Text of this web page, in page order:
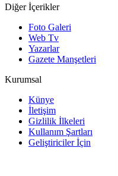
Diğer İçerikler
Foto Galeri
Web Tv
Yazarlar
Gazete Manşetleri
Kurumsal
Künye
İletişim
Gizlilik İlkeleri
Kullanım Şartları
Geliştiriciler İçin